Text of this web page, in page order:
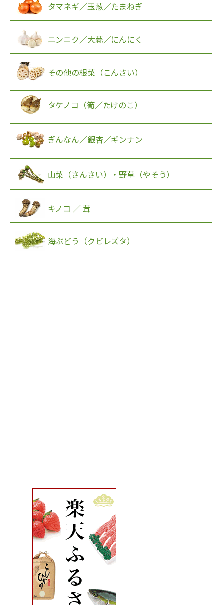
タマネギ／玉葱／たまねぎ
ニンニク／大蒜／にんにく
その他の根菜（こんさい）
タケノコ（筍／たけのこ）
ぎんなん／銀杏／ギンナン
山菜（さんさい）・野草（やそう）
キノコ ／ 茸
海ぶどう（クビレズタ）